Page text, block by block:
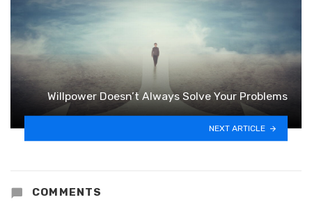
Willpower Doesn’t Always Solve Your Problems
NEXT ARTICLE
COMMENTS